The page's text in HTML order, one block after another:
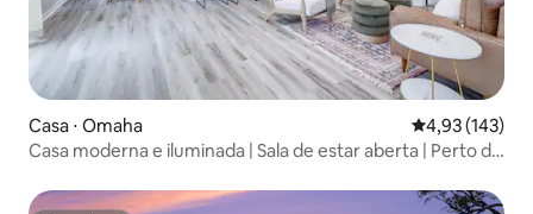
Casa ⋅ Omaha 4,93 de uma
4,93 (143)
Casa moderna e iluminada | Sala de estar aberta | Perto de